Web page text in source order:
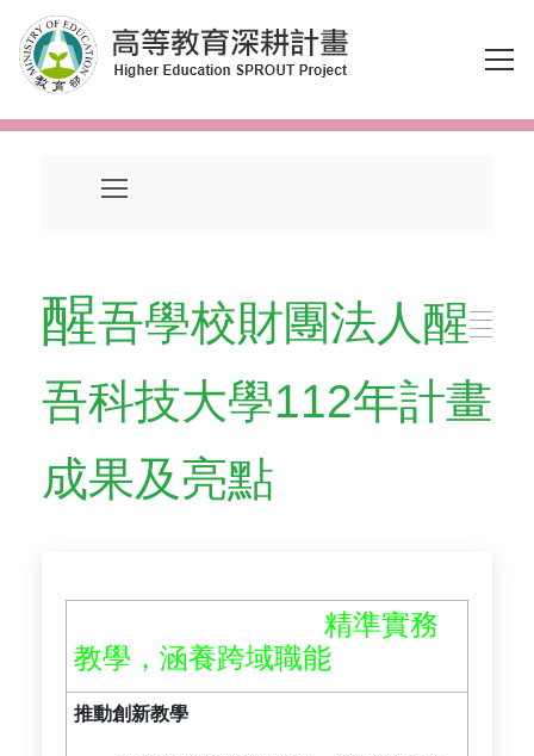
跳到主要內容區塊
醒吾學校財團法人醒
吾科技大學112年計畫
成果及亮點
精準實務
教學，涵養跨域職能
推動創新教學